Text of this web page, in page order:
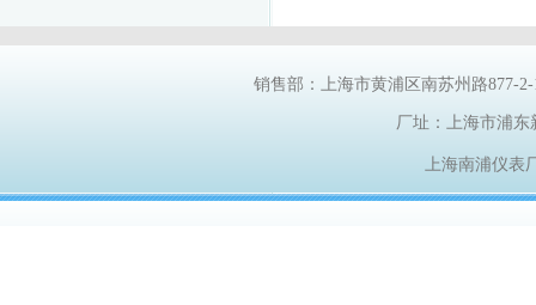
销售部：上海市黄浦区南苏州路877-
厂址：上海市浦
上海南浦仪表